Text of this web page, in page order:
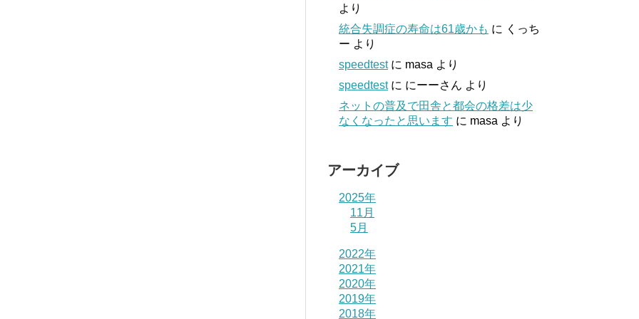
より
統合失調症の寿命は61歳かも に くっち
ー より
speedtestに masa より
speedtestに にーーさん より
ネットの普及で田舎と都会の格差は少
なくなったと思います に masa より
アーカイブ
2025年
11月
5月
2022年
2021年
2020年
2019年
2018年